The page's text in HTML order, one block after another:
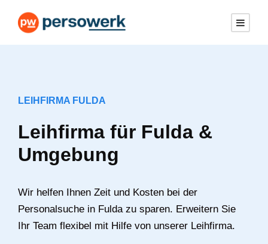
LEIHFIRMA FULDA
Leihfirma für Fulda &
Umgebung
Wir helfen Ihnen Zeit und Kosten bei der
Personalsuche in Fulda zu sparen. Erweitern Sie
Ihr Team flexibel mit Hilfe von unserer Leihfirma.